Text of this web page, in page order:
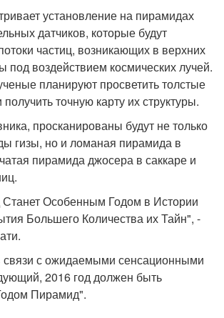
установление на пирамидах
датчиков, которые будут
частиц, возникающих в верхних
под воздействием космических лучей.
планируют просветить толстые
точную карту их структуры.
просканированы будут не только
гизы, но и ломаная пирамида в
пирамида джосера в саккаре и
Особенным Годом в Истории
Большего Количества их Тайн", -
связи с ожидаемыми сенсационными
2016 год должен быть
Пирамид".